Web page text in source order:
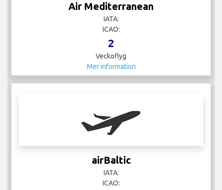
Air Mediterranean
IATA:
ICAO:
2
Veckoflyg
Mer information
airBaltic
IATA:
ICAO: